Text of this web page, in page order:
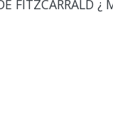
FITZCARRALD ¿